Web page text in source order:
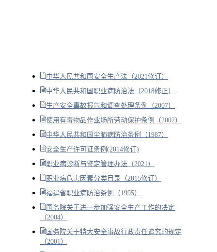
中华人民共和国安全生产法（2021修订）
中华人民共和国职业病防治法（2018修正）
生产安全事故报告和调查处理条例（2007）
使用有毒物品作业场所劳动保护条例（2002）
中华人民共和国尘肺病防治条例（1987）
安全生产许可证条例(2014修订)
职业病诊断与鉴定管理办法（2021）
职业病危害因素分类目录（2015修订）
福建省职业病防治条例（1995）
国务院关于进一步加强安全生产工作的决定
（2004）
国务院关于特大安全事故行政责任追究的规定
（2001）